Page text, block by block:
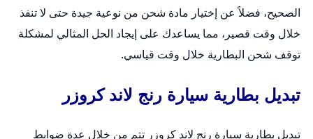
الصحيح، فضلاً عن إختيار مادة شحن من نوعية جيدة حتى لا تنفذ
خلال وقت قصير، مما يساعدك على إيجاد الحل المثالي لمشكلة
توقف شحن البطارية خلال وقت قياسي.
تبديل بطارية سيارة رنج لاند كروزر
تبديل بطارية سيارة رنج لاند كروزر تتم من خلال عدة ضوابط